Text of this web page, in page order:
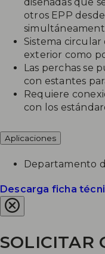
otros EPP
Sistema circular
exterior como
Las perchas se
con estantes
Requiere
con los
Aplicaciones
Departamento
Descarga ficha
SOLICITAR